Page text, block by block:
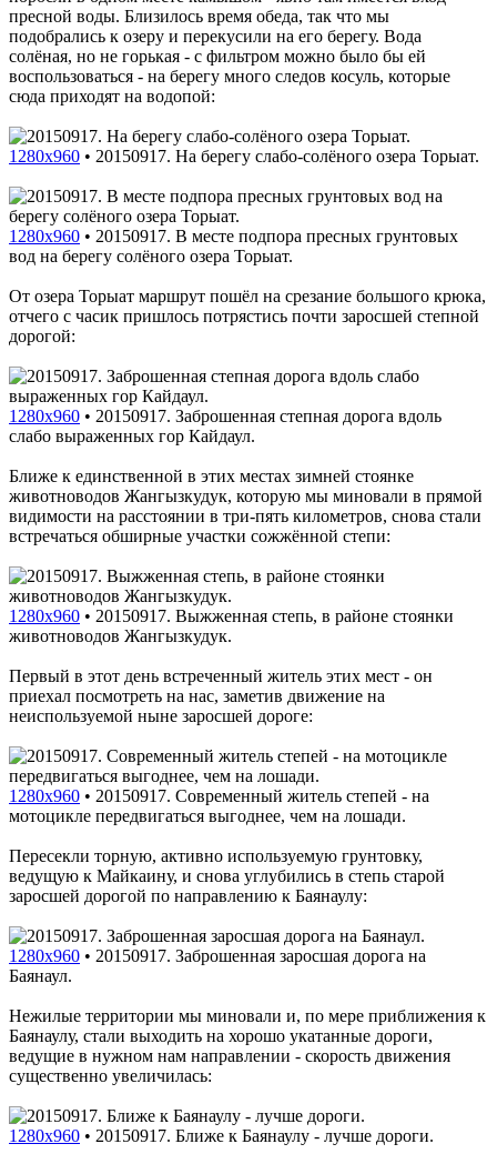
пресной воды. Близилось время обеда, так что мы
подобрались к озеру и перекусили на его берегу. Вода
солёная, но не горькая - с фильтром можно было бы ей
воспользоваться - на берегу много следов косуль, которые
сюда приходят на водопой:
1280x960 • 20150917. На берегу слабо-солёного озера Торыат.
1280x960 • 20150917. В месте подпора пресных грунтовых
вод на берегу солёного озера Торыат.
От озера Торыат маршрут пошёл на срезание большого крюка,
отчего с часик пришлось потрястись почти заросшей степной
дорогой:
1280x960 • 20150917. Заброшенная степная дорога вдоль
слабо выраженных гор Кайдаул.
Ближе к единственной в этих местах зимней стоянке
животноводов Жангызкудук, которую мы миновали в прямой
видимости на расстоянии в три-пять километров, снова стали
встречаться обширные участки сожжённой степи:
1280x960 • 20150917. Выжженная степь, в районе стоянки
животноводов Жангызкудук.
Первый в этот день встреченный житель этих мест - он
приехал посмотреть на нас, заметив движение на
неиспользуемой ныне заросшей дороге:
1280x960 • 20150917. Современный житель степей - на
мотоцикле передвигаться выгоднее, чем на лошади.
Пересекли торную, активно используемую грунтовку,
ведущую к Майкаину, и снова углубились в степь старой
заросшей дорогой по направлению к Баянаулу:
1280x960 • 20150917. Заброшенная заросшая дорога на
Баянаул.
Нежилые территории мы миновали и, по мере приближения к
Баянаулу, стали выходить на хорошо укатанные дороги,
ведущие в нужном нам направлении - скорость движения
существенно увеличилась:
1280x960 • 20150917. Ближе к Баянаулу - лучше дороги.